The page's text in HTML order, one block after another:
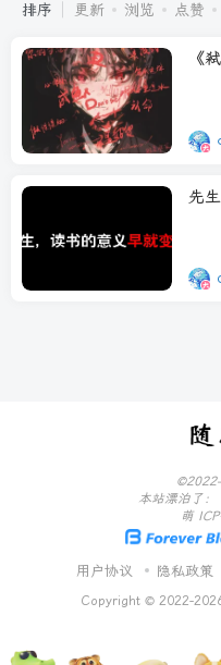
排序 更新 浏览 点赞
《
先
本站漂泊了：
萌
用户协议 隐私政策
Copyright © 2022-